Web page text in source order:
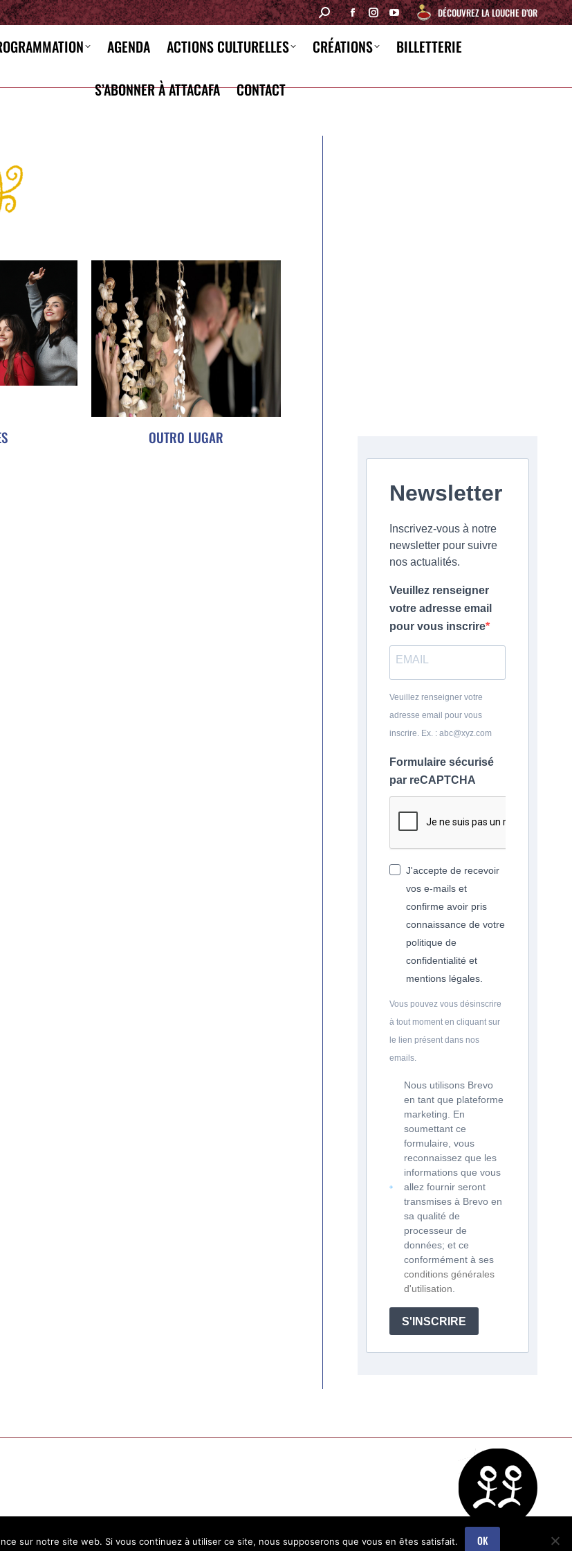
DÉCOUVREZ LA LOUCHE D’OR
AGENDA ACTIONS CULTURELLES CRÉATIONS BILLETTERIE
S’ABONNER À ATTACAFA CONTACT
OUTRO LUGAR
Newsletter
Inscrivez-vous à notre
newsletter pour suivre
nos actualités.
Veuillez renseigner
votre adresse email
pour vous inscrire
Veuillez renseigner votre
adresse email pour vous
inscrire. Ex. : abc@xyz.com
Formulaire sécurisé
par reCAPTCHA
J'accepte de recevoir
vos e-mails et
confirme avoir pris
connaissance de votre
politique de
confidentialité et
mentions légales.
Vous pouvez vous désinscrire
à tout moment en cliquant sur
le lien présent dans nos
emails.
Nous utilisons Brevo
en tant que plateforme
marketing. En
soumettant ce
formulaire, vous
reconnaissez que les
informations que vous
allez fournir seront
transmises à Brevo en
sa qualité de
processeur de
données; et ce
conformément à ses
conditions générales
d'utilisation
S'INSCRIRE
sur notre site web. Si vous continuez à utiliser ce site, nous supposerons que vous en êtes satisfait. OK